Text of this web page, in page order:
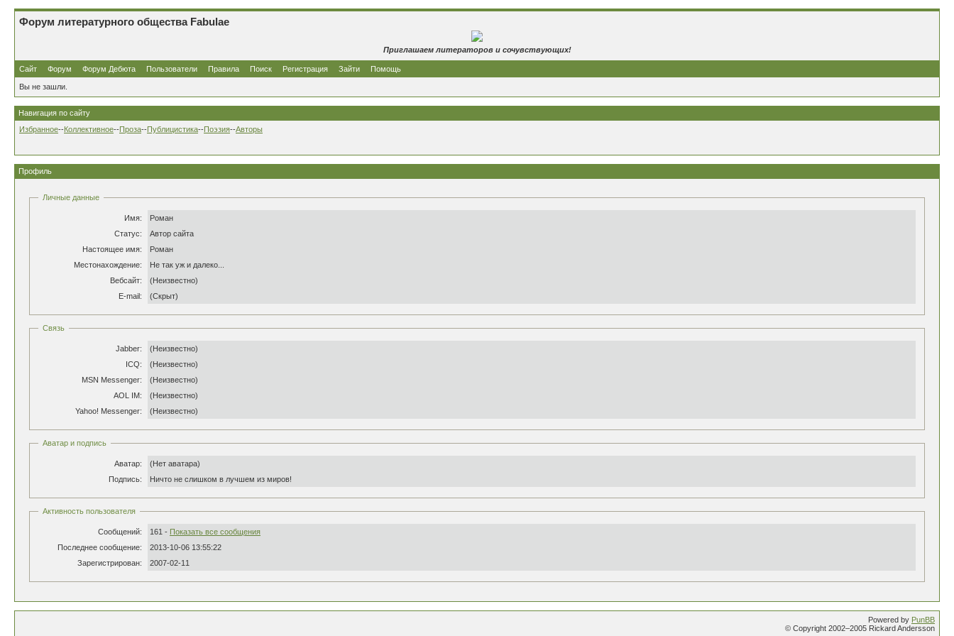
Форум литературного общества Fabulae
Приглашаем литераторов и сочувствующих!
Сайт Форум Форум Дебюта Пользователи Правила Поиск Регистрация Зайти Помощь
Вы не зашли.
Навигация по сайту
Избранное--Коллективное--Проза--Публицистика--Поэзия--Авторы
Профиль
Личные данные
Имя:
Роман
Статус:
Автор сайта
Настоящее имя:
Роман
Местонахождение:
Не так уж и далеко...
Вебсайт:
(Неизвестно)
E-mail:
(Скрыт)
Связь
Jabber:
(Неизвестно)
ICQ:
(Неизвестно)
MSN Messenger:
(Неизвестно)
AOL IM:
(Неизвестно)
Yahoo! Messenger:
(Неизвестно)
Аватар и подпись
Аватар:
(Нет аватара)
Подпись:
Ничто не слишком в лучшем из миров!
Активность пользователя
Сообщений: 161 - Показать все сообщения
Последнее сообщение:
2013-10-06 13:55:22
Зарегистрирован:
2007-02-11
Powered by PunBB
© Copyright 2002–2005 Rickard Andersson